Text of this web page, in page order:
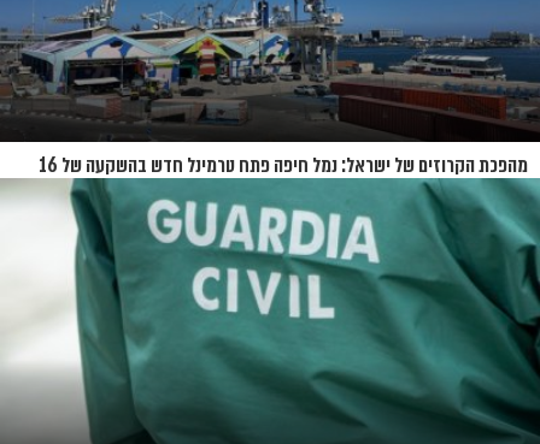
מהפכת הקרוזים של ישראל: נמל חיפה פתח טרמינל חדש בהשקעה של 16
מיליון שקל